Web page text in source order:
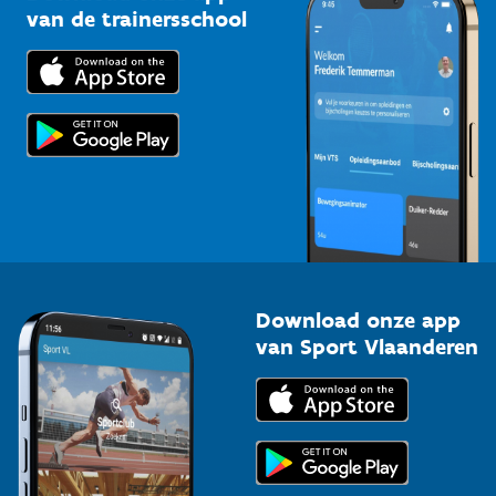
Bedrijven
Trainers en begeleiders
Topsporters
Downloads
Voor de pers
van de trainersschool
Download onze app
van Sport Vlaanderen